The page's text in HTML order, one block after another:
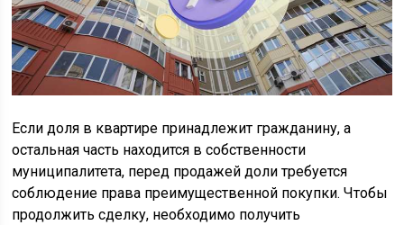
Если доля в квартире принадлежит гражданину, а
остальная часть находится в собственности
муниципалитета, перед продажей доли требуется
соблюдение права преимущественной покупки. Чтобы
продолжить сделку, необходимо получить